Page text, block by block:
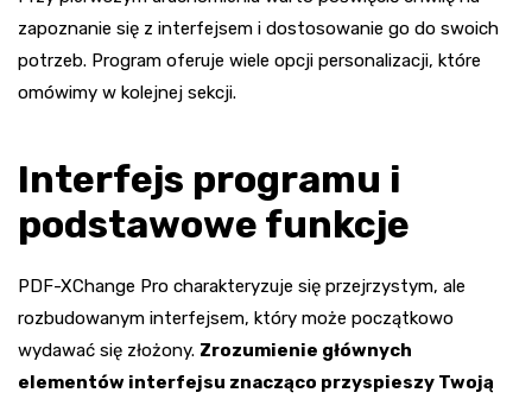
zapoznanie się z interfejsem i dostosowanie go do swoich
potrzeb. Program oferuje wiele opcji personalizacji, które
omówimy w kolejnej sekcji.
Interfejs programu i
podstawowe funkcje
PDF-XChange Pro charakteryzuje się przejrzystym, ale
rozbudowanym interfejsem, który może początkowo
wydawać się złożony. Zrozumienie głównych
elementów interfejsu znacząco przyspieszy Twoją